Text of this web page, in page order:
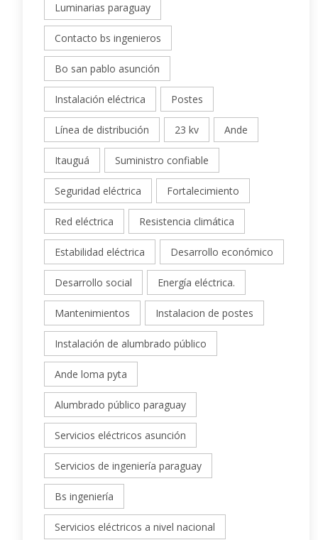
Luminarias paraguay
Contacto bs ingenieros
Bo san pablo asunción
Instalación eléctrica Postes
Línea de distribución 23 kv Ande
Itauguá Suministro confiable
Seguridad eléctrica Fortalecimiento
Red eléctrica Resistencia climática
Estabilidad eléctrica Desarrollo económico
Desarrollo social Energía eléctrica.
Mantenimientos Instalacion de postes
Instalación de alumbrado público
Ande loma pyta
Alumbrado público paraguay
Servicios eléctricos asunción
Servicios de ingeniería paraguay
Bs ingeniería
Servicios eléctricos a nivel nacional